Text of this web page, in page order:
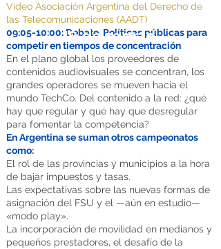
Video Asociación Argentina del Derecho de
las Telecomunicaciones (AADT)
09:05-10:00: Debate. Políticas públicas para
competir en tiempos de concentración
En el plano global los proveedores de
contenidos audiovisuales se concentran, los
grandes operadores se mueven hacia el
mundo TechCo. Del contenido a la red: ¿qué
hay que regular y qué hay que desregular
para fomentar la competencia?
En Argentina se suman otros campeonatos
como:
El rol de las provincias y municipios a la hora
de bajar impuestos y tasas.
Las expectativas sobre las nuevas formas de
asignación del FSU y el —aún en estudio—
«modo play».
La incorporación de movilidad en medianos y
pequeños prestadores, el desafío de la
19 de marzo